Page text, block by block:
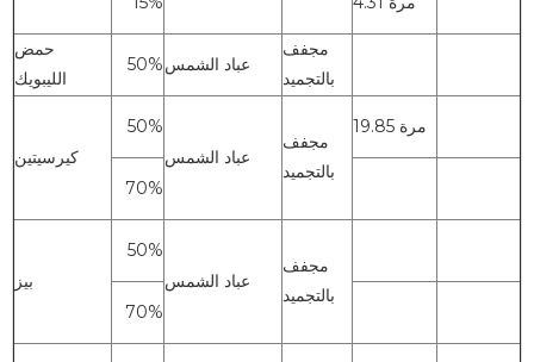
حمض
الليبويك
50%عباد الشمس
مجفف
بالتجميد
كيرسيتين
50%
عباد الشمس
مجفف
بالتجميد
19.85 مرة
70%
بيز
50%
عباد الشمس
مجفف
بالتجميد
70%